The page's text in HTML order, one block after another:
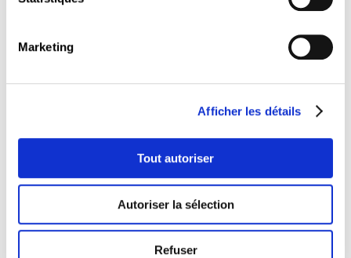
Marketing
Afficher les détails
Tout autoriser
Autoriser la sélection
Refuser
dynamique de convergence européenne.
européen, les résultats clés pour le
2026 European Semester: Autumn package
Proposal for a Joint Employment Report
Présentation - Geneviève Villette